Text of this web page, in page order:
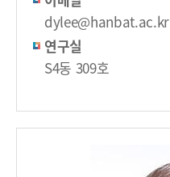
dylee@hanbat.ac.kr
연구실
S4동 309호